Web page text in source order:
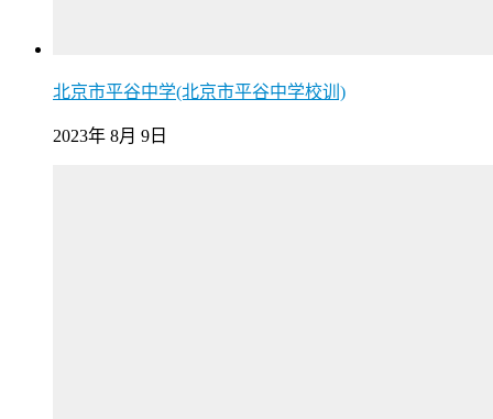
北京市平谷中学(北京市平谷中学校训)
2023年 8月 9日